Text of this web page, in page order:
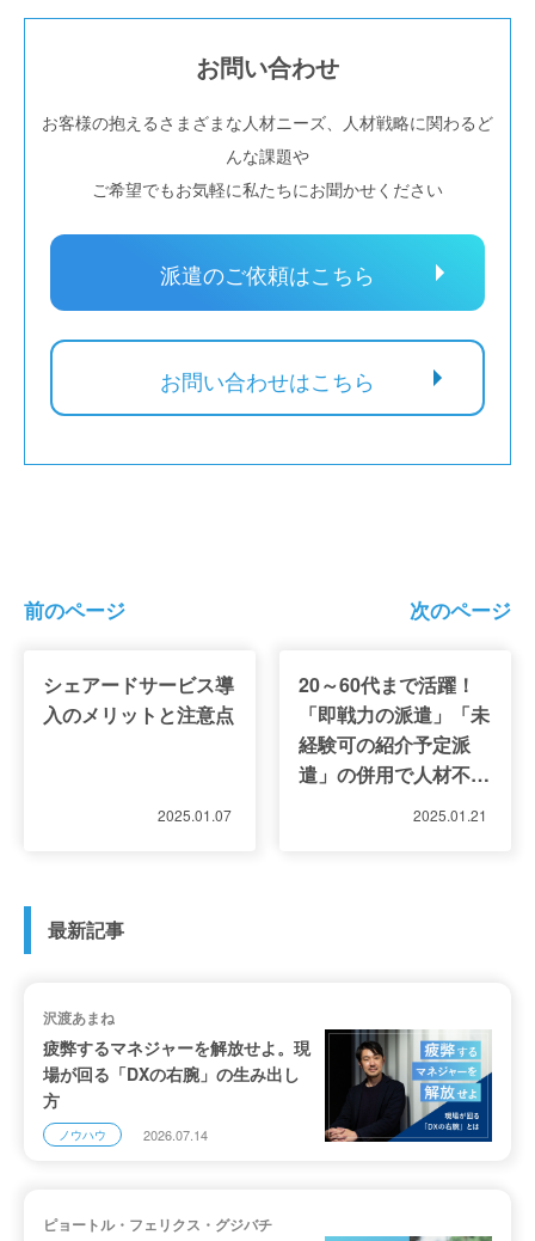
お問い合わせ
お客様の抱えるさまざまな人材ニーズ、人材戦略に関わるど
んな課題や
ご希望でもお気軽に私たちにお聞かせください
派遣のご依頼はこちら
お問い合わせはこちら
前のページ
シェアードサービス導
入のメリットと注意点
2025.01.07
次のページ
20～60代まで活躍！
「即戦力の派遣」「未
経験可の紹介予定派
遣」の併用で人材不足
を乗り越える｜株式会
2025.01.21
最新記事
沢渡あまね
疲弊するマネジャーを解放せよ。現
場が回る「DXの右腕」の生み出し
方
ノウハウ 2026.07.14
ピョートル・フェリクス・グジバチ